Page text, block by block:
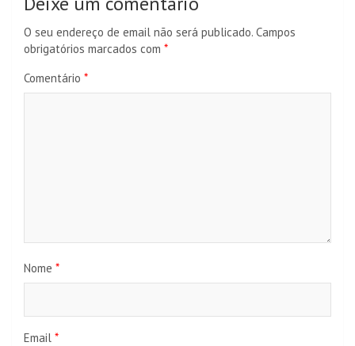
O seu endereço de email não será publicado. Campos
obrigatórios marcados com *
Comentário *
Nome *
Email *